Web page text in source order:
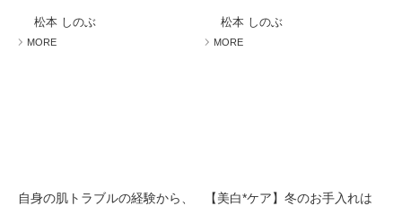
松本 しのぶ
MORE
松本 しのぶ
MORE
自身の肌トラブルの経験から、
【美白*ケア】冬のお手入れは